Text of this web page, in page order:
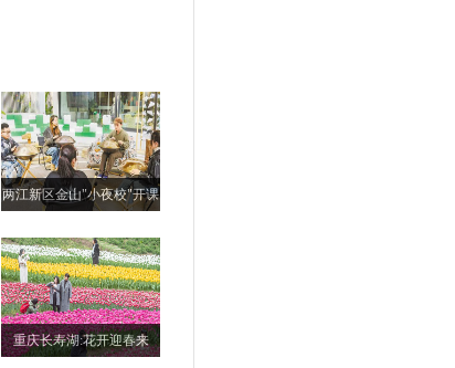
两江新区金山"小夜校"开课
重庆长寿湖:花开迎春来